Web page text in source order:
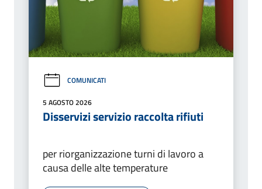
COMUNICATI
5 AGOSTO 2026
Disservizi servizio raccolta rifiuti
per riorganizzazione turni di lavoro a
causa delle alte temperature